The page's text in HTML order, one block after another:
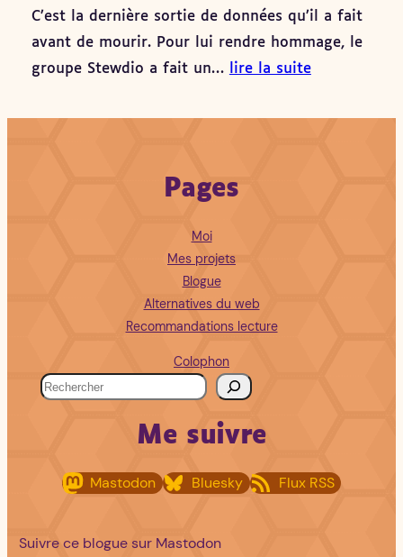
C’est la dernière sortie de données qu’il a fait
avant de mourir. Pour lui rendre hommage, le
groupe Stewdio a fait un…
lire la suite
Pages
Moi
Mes projets
Blogue
Alternatives du web
Recommandations lecture
Colophon
R
c
Me suivre
Mastodon Bluesky Flux RSS
Suivre ce blogue sur Mastodon